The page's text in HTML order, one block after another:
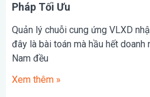
Pháp Tối Ưu
Quản lý chuỗi cung ứng VLXD
đây là bài toán mà hầu hết
Nam đều
Xem thêm »